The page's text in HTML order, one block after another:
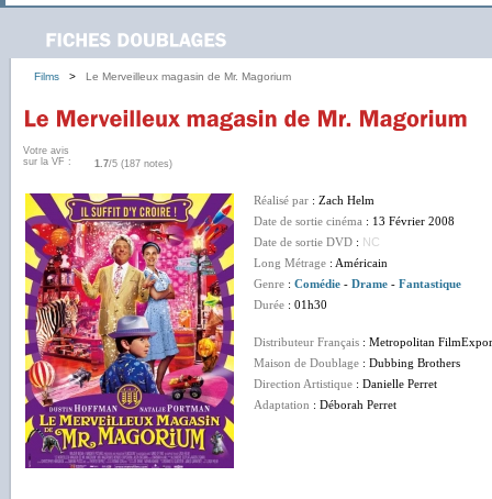
Films > Le Merveilleux magasin de Mr. Magorium
Votre avis
sur la VF :
1.7/5 (187 notes)
Réalisé par : Zach Helm
Date de sortie cinéma : 13 Février 2008
Date de sortie DVD : NC
Long Métrage : Américain
Genre : Comédie - Drame - Fantastique
Durée : 01h30
Distributeur Français : Metropolitan
Maison de Doublage : Dubbing Brothers
Direction Artistique : Danielle Perret
Adaptation : Déborah Perret